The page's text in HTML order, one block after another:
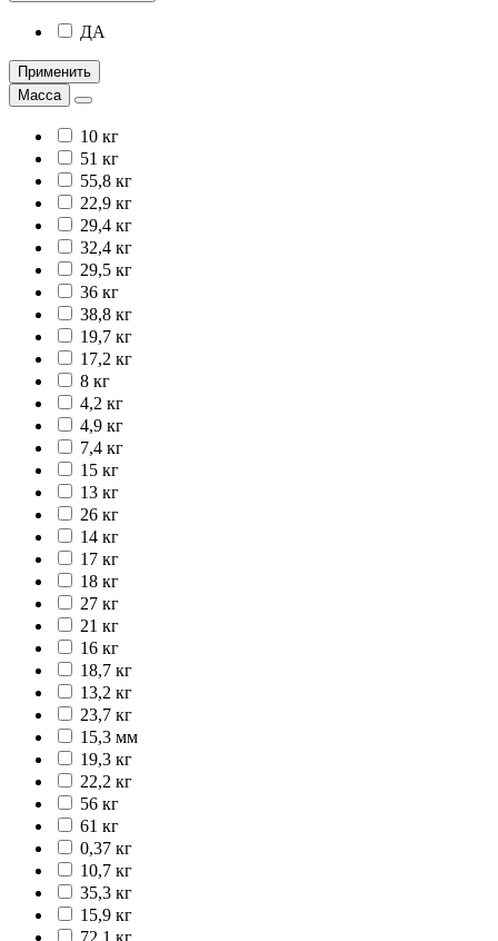
ДА
Применить
Масса
10 кг
51 кг
55,8 кг
22,9 кг
29,4 кг
32,4 кг
29,5 кг
36 кг
38,8 кг
19,7 кг
17,2 кг
8 кг
4,2 кг
4,9 кг
7,4 кг
15 кг
13 кг
26 кг
14 кг
17 кг
18 кг
27 кг
21 кг
16 кг
18,7 кг
13,2 кг
23,7 кг
15,3 мм
19,3 кг
22,2 кг
56 кг
61 кг
0,37 кг
10,7 кг
35,3 кг
15,9 кг
72,1 кг